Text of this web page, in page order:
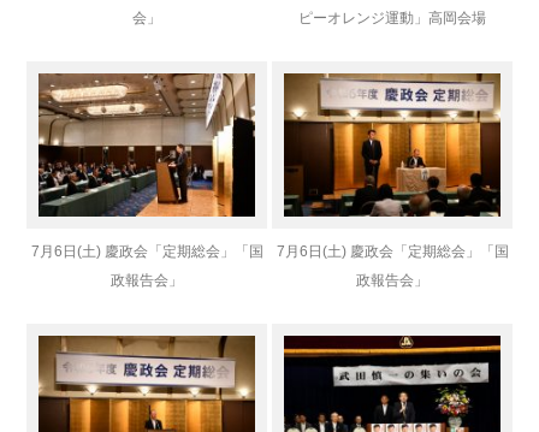
会」
ピーオレンジ運動」高岡会場
7月6日(土) 慶政会「定期総会」「国
政報告会」
7月6日(土) 慶政会「定期総会」「国
政報告会」